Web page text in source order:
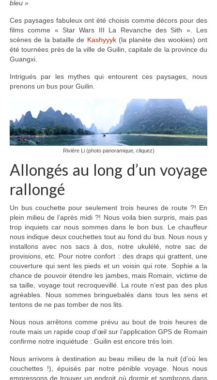
Cambodge
Cap-vert
Guatemala
Inde
Nicaragua
Vietnam
Les coulisses
The Tour du monde
The Team
Contact
Blogs voyage
bleu »
Ces paysages fabuleux ont été choisis comme décors pour des
films comme « Star Wars III La Revanche des Sith ». Les
scènes de la bataille de Kashyyyk (la planète des wookies) ont
été tournées près de la ville de Guilin, capitale de la province du
Guangxi.
Intrigués par les mythes qui entourent ces paysages, nous
prenons un bus pour Guilin.
Rivière Li (photo panoramique, cliquez)
Allongés au long d’un voyage
rallongé
Un bus couchette pour seulement trois heures de route ?! En
plein milieu de l’après midi ?! Nous voila bien surpris, mais pas
trop inquiets car nous sommes dans le bon bus. Le chauffeur
nous indique deux couchettes tout au fond du bus. Nous nous y
installons avec nos sacs à dos, notre ukulélé, notre sac de
provisions, etc. Pour notre confort : des draps qui grattent, une
couverture qui sent les pieds et un voisin qui rote. Sophie a la
chance de pouvoir étendre les jambes, mais Romain, victime de
sa taille, voyage tout recroquevillé. La route n’est pas des plus
agréables. Nous sommes bringuebalés dans tous les sens et
tentons de ne pas tomber de nos lits.
Nous nous arrêtons comme prévu au bout de trois heures de
route mais un rapide coup d’œil sur l’application GPS de Romain
confirme notre inquiétude : Guilin est encore très loin.
Nous arrivons à destination au beau milieu de la nuit (d’où les
couchettes !), épuisés par notre pénible voyage. Nous nous
empressons de trouver un endroit où dormir et sombrons dans